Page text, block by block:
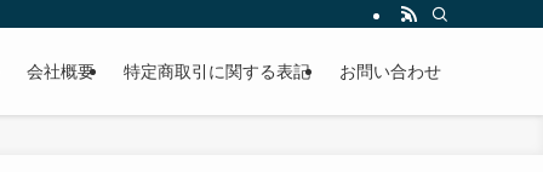
会社概要 特定商取引に関する表記 お問い合わせ